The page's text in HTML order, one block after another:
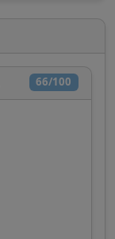
66/100